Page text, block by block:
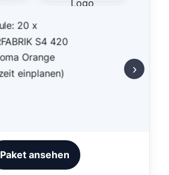
›
Paket ansehen